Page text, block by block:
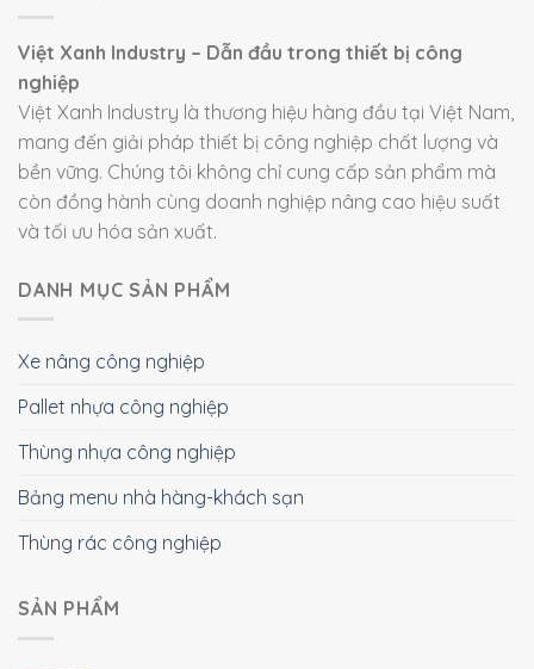
Việt Xanh Industry – Dẫn đầu trong thiết bị công
nghiệp
Việt Xanh Industry là thương hiệu hàng đầu tại Việt Nam,
mang đến giải pháp thiết bị công nghiệp chất lượng và
bền vững. Chúng tôi không chỉ cung cấp sản phẩm mà
còn đồng hành cùng doanh nghiệp nâng cao hiệu suất
và tối ưu hóa sản xuất.
DANH MỤC SẢN PHẨM
Xe nâng công nghiệp
Pallet nhựa công nghiệp
Thùng nhựa công nghiệp
Bảng menu nhà hàng-khách sạn
Thùng rác công nghiệp
SẢN PHẨM